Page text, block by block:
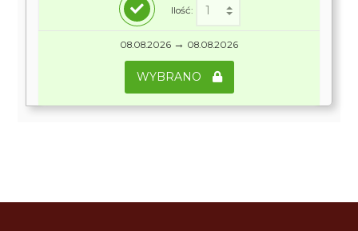
Ilość:
08.08.2026 → 08.08.2026
WYBRANO